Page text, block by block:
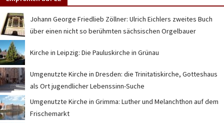
Johann George Friedlieb Zöllner: Ulrich Eichlers zweites Buch
über einen nicht so berühmten sächsischen Orgelbauer
Kirche in Leipzig: Die Pauluskirche in Grünau
Umgenutzte Kirche in Dresden: die Trinitatiskirche, Gotteshaus
als Ort jugendlicher Lebenssinn-Suche
Umgenutzte Kirche in Grimma: Luther und Melanchthon auf dem
Frischemarkt